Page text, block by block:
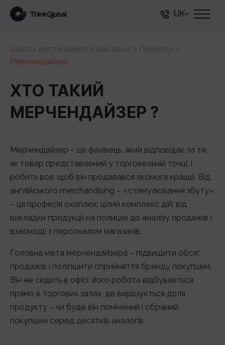
UK
Школа дистанційного навчання > Професії >
Мерчендайзер
ХТО ТАКИЙ
МЕРЧЕНДАЙЗЕР ?
Мерчендайзер – це фахівець, який відповідає за те,
як товар представлений у торговельній точці, і
робить все, щоб він продавався якомога краще. Від
англійського merchandising – «стимулювання збуту»,
– ця професія охоплює цілий комплекс дій: від
викладки продукції на полицях до аналізу продажів і
взаємодії з персоналом магазинів.
Головна мета мерчендайзера – підвищити обсяг
продажів і поліпшити сприйняття бренду покупцем.
Він не сидить в офісі: його робота відбувається
прямо в торгових залах, де вирішується доля
продукту – чи буде він помічений і обраний
покупцем серед десятків аналогів.